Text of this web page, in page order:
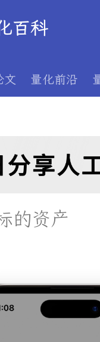
百科
文 量化前沿
的资产